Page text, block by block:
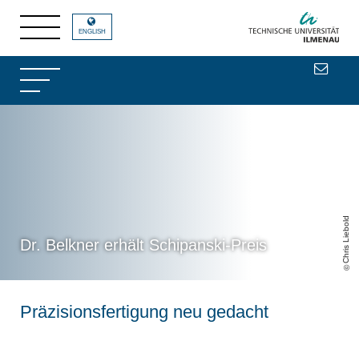
Dr. Belkner erhält Schipanski-Preis Chris Liebold
ENGLISH
Präzisionsfertigung neu gedacht